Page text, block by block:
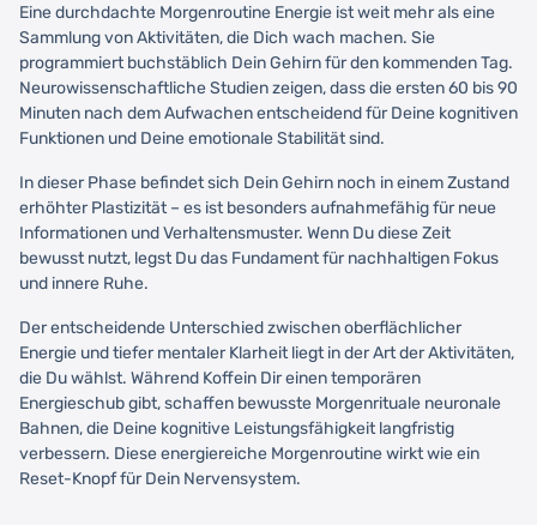
Eine durchdachte Morgenroutine Energie ist weit mehr als eine
Sammlung von Aktivitäten, die Dich wach machen. Sie
programmiert buchstäblich Dein Gehirn für den kommenden Tag.
Neurowissenschaftliche Studien zeigen, dass die ersten 60 bis 90
Minuten nach dem Aufwachen entscheidend für Deine kognitiven
Funktionen und Deine emotionale Stabilität sind.
In dieser Phase befindet sich Dein Gehirn noch in einem Zustand
erhöhter Plastizität – es ist besonders aufnahmefähig für neue
Informationen und Verhaltensmuster. Wenn Du diese Zeit
bewusst nutzt, legst Du das Fundament für nachhaltigen Fokus
und innere Ruhe.
Der entscheidende Unterschied zwischen oberflächlicher
Energie und tiefer mentaler Klarheit liegt in der Art der Aktivitäten,
die Du wählst. Während Koffein Dir einen temporären
Energieschub gibt, schaffen bewusste Morgenrituale neuronale
Bahnen, die Deine kognitive Leistungsfähigkeit langfristig
verbessern. Diese energiereiche Morgenroutine wirkt wie ein
Reset-Knopf für Dein Nervensystem.